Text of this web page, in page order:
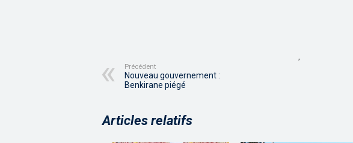
,
Précédent
Nouveau gouvernement :
Benkirane piégé
Articles relatifs